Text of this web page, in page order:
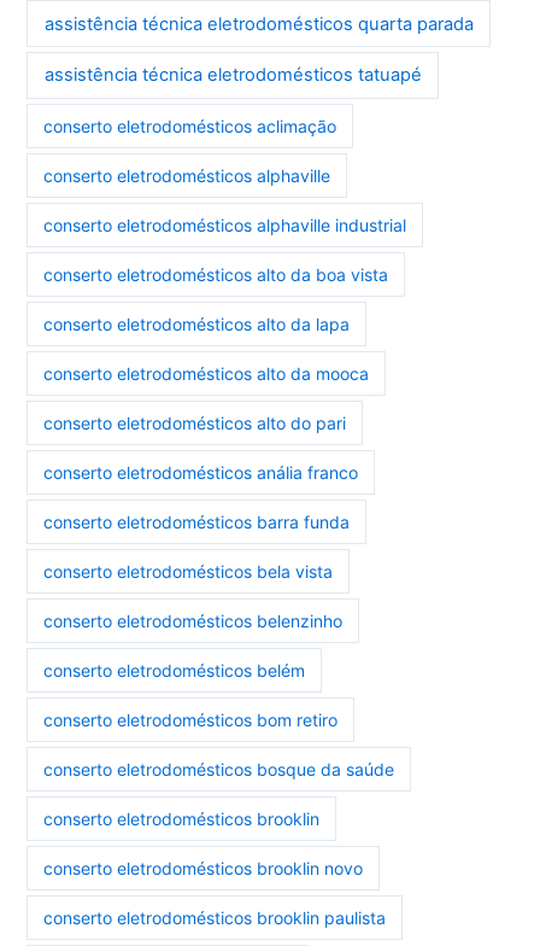
assistência técnica eletrodomésticos quarta parada
assistência técnica eletrodomésticos tatuapé
conserto eletrodomésticos aclimação
conserto eletrodomésticos alphaville
conserto eletrodomésticos alphaville industrial
conserto eletrodomésticos alto da boa vista
conserto eletrodomésticos alto da lapa
conserto eletrodomésticos alto da mooca
conserto eletrodomésticos alto do pari
conserto eletrodomésticos anália franco
conserto eletrodomésticos barra funda
conserto eletrodomésticos bela vista
conserto eletrodomésticos belenzinho
conserto eletrodomésticos belém
conserto eletrodomésticos bom retiro
conserto eletrodomésticos bosque da saúde
conserto eletrodomésticos brooklin
conserto eletrodomésticos brooklin novo
conserto eletrodomésticos brooklin paulista